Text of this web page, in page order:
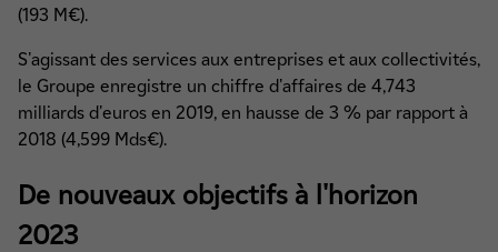
(193 M€).
S'agissant des services aux entreprises et aux collectivités,
le Groupe enregistre un chiffre d'affaires de 4,743
milliards d'euros en 2019, en hausse de 3 % par rapport à
2018 (4,599 Mds€).
De nouveaux objectifs à l'horizon
2023